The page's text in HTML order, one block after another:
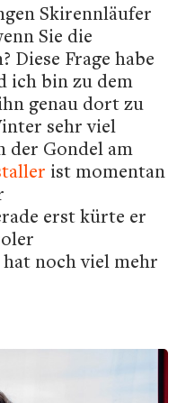
Skirennläufer
Sie die
Diese Frage habe
ich bin zu dem
genau dort zu
sehr viel
der Gondel am
ist momentan
erst kürte er
noch viel mehr